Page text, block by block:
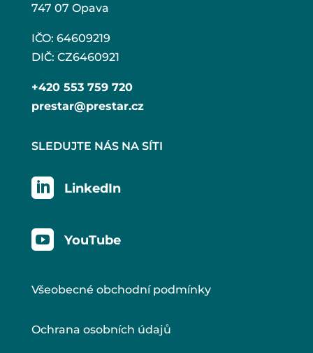
747 07 Opava
IČO: 64609219
DIČ: CZ6460921
+420 553 759 720
prestar@prestar.cz
SLEDUJTE NÁS NA SÍTI
 LinkedIn
 YouTube
Všeobecné obchodní podmínky
Ochrana osobních údajů